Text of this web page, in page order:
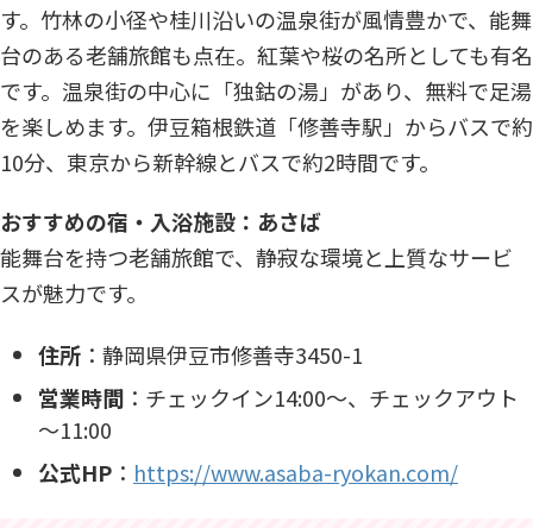
す。竹林の小径や桂川沿いの温泉街が風情豊かで、能舞
台のある老舗旅館も点在。紅葉や桜の名所としても有名
です。温泉街の中心に「独鈷の湯」があり、無料で足湯
を楽しめます。伊豆箱根鉄道「修善寺駅」からバスで約
10分、東京から新幹線とバスで約2時間です。
おすすめの宿・入浴施設：あさば
能舞台を持つ老舗旅館で、静寂な環境と上質なサービ
スが魅力です。​
住所 ：​静岡県伊豆市修善寺3450-1​
営業時間 ：​チェックイン14:00～、チェックアウト
～11:00​
公式HP ： https://www.asaba-ryokan.com/